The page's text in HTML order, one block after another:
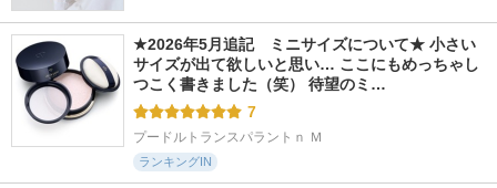
★2026年5月追記　ミニサイズについて★ 小さい
サイズが出て欲しいと思い… ここにもめっちゃし
つこく書きました（笑） 待望のミ…
7
プードルトランスパラントｎ Ｍ
ランキングIN